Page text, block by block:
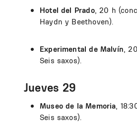
Hotel del Prado, 20 h
Haydn y Beethoven).
Experimental de Malvín,
Seis saxos).
Jueves 29
Museo de la Memoria,
Seis saxos).